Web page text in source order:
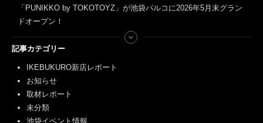
「PUNIKKO by TOKOTOYZ」が池袋パルコに2026年5月末グラン
ドオープン！
記事カテゴリー
IKEBUKURO新店レポート
お知らせ
取材レポート
未分類
池袋イベント情報